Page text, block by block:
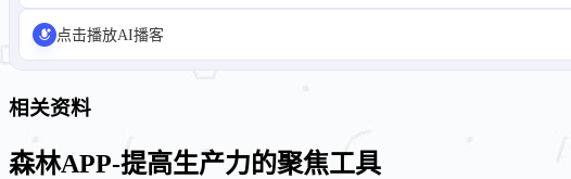
点击播放AI播客
相关资料
森林APP-提高生产力的聚焦工具